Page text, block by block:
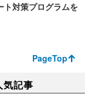
ト対策プログラムを
PageTop
気記事